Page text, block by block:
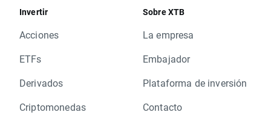
Invertir
Acciones
ETFs
Derivados
Criptomonedas
Sobre XTB
La empresa
Embajador
Plataforma de inversión
Contacto